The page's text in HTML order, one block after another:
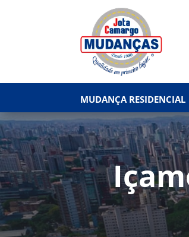
MUDANÇA RESIDENCIAL